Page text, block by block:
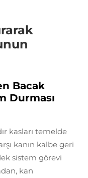
Bacak
Durması
kasları temelde
kanın kalbe geri
sistem görevi
kan